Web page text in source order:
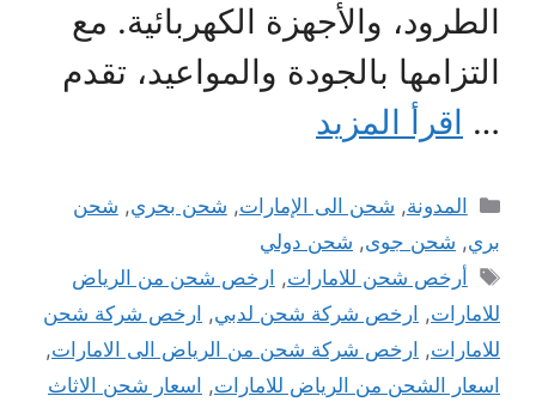
الطرود، والأجهزة الكهربائية. مع
التزامها بالجودة والمواعيد، تقدم
… اقرأ المزيد
التصنيفات
المدونة, شحن الى الإمارات, شحن بحري, شحن
بري, شحن جوى, شحن دولي
الوسوم
أرخص شحن للامارات, ارخص شحن من الرياض
للامارات, ارخص شركة شحن لدبي, ارخص شركة شحن
للامارات, ارخص شركة شحن من الرياض الى الامارات,
اسعار الشحن من الرياض للامارات, اسعار شحن الاثاث